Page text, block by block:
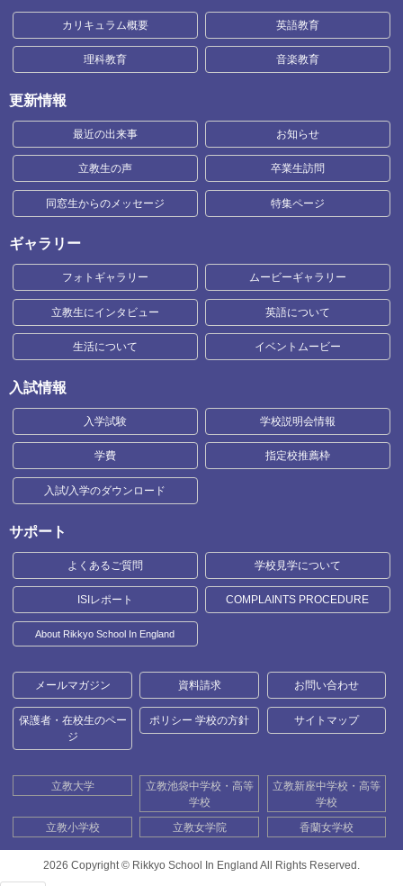
カリキュラム概要 英語教育
理科教育 音楽教育
更新情報
最近の出来事 お知らせ
立教生の声 卒業生訪問
同窓生からのメッセージ 特集ページ
ギャラリー
フォトギャラリー ムービーギャラリー
立教生にインタビュー 英語について
生活について イベントムービー
入試情報
入学試験 学校説明会情報
学費 指定校推薦枠
入試/入学のダウンロード
サポート
よくあるご質問 学校見学について
ISIレポート COMPLAINTS PROCEDURE
About Rikkyo School In England
メールマガジン 資料請求 お問い合わせ
保護者・在校生のペー
ジ
ポリシー 学校の方針 サイトマップ
立教大学
立教池袋中学校・高等
学校
立教新座中学校・高等
学校
立教小学校
立教女学院 香蘭女学校
2026 Copyright © Rikkyo School In England All Rights Reserved.